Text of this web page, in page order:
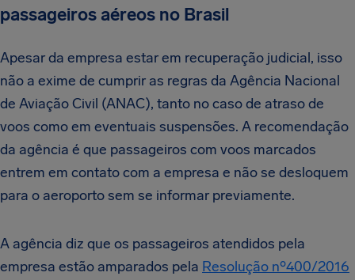
passageiros aéreos no Brasil
Apesar da empresa estar em recuperação judicial, isso
não a exime de cumprir as regras da Agência Nacional
de Aviação Civil (ANAC), tanto no caso de atraso de
voos como em eventuais suspensões. A recomendação
da agência é que passageiros com voos marcados
entrem em contato com a empresa e não se desloquem
para o aeroporto sem se informar previamente.
A agência diz que os passageiros atendidos pela
empresa estão amparados pela Resolução nº400/2016